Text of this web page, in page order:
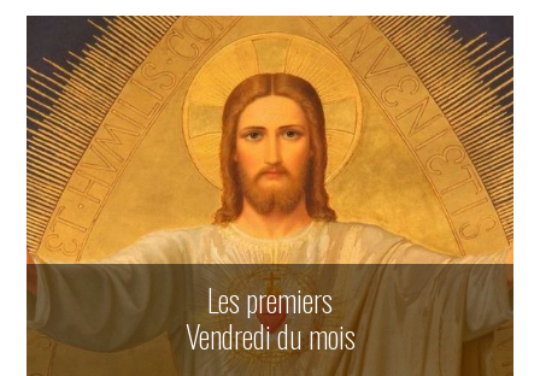
Les premiers
Vendredi du mois